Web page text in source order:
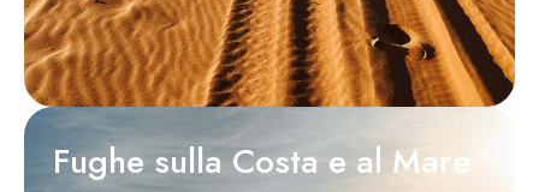
Fughe sulla Costa e al Mare